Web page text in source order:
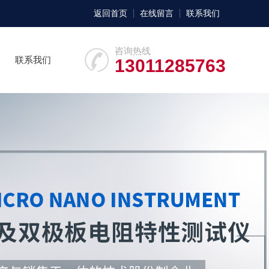
返回首页 在线留言 联系我们
咨询热线
13011285763
联系我们